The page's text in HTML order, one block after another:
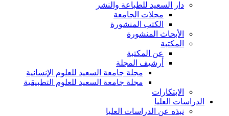
دار السعيد للطباعة والنشر
مجلات الجامعة
الكتب المنشورة
الأبحاث المنشورة
المكتبة
عن المكتبة
أرشيف المجلة
مجلة جامعة السعيد للعلوم الإنسانية
مجلة جامعة السعيد للعلوم التطبيقية
الابتكارات
الدراسات العليا
نبذه عن الدراسات العليا